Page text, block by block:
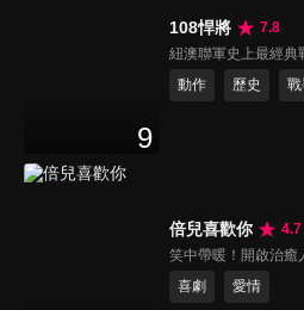
9
108悍將
7.8
紐澳聯軍史上最經典
動作
歷史
倍兒喜歡你
4.7
笑中帶暖！開啟治癒
喜劇
愛情